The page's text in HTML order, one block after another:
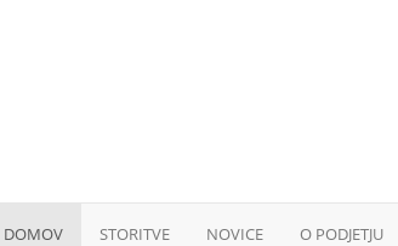
DOMOV STORITVE NOVICE O PODJETJU